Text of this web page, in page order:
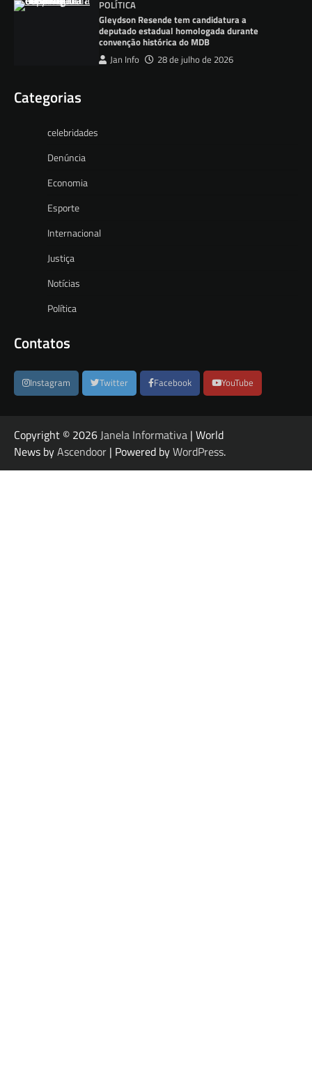
POLÍTICA
Gleydson Resende tem candidatura a
deputado estadual homologada durante
convenção histórica do MDB
Jan Info 28 de julho de 2026
Categorias
celebridades
Denúncia
Economia
Esporte
Internacional
Justiça
Notícias
Política
Contatos
Instagram Twitter Facebook YouTube
Copyright © 2026Janela Informativa | World
News byAscendoor | Powered byWordPress.